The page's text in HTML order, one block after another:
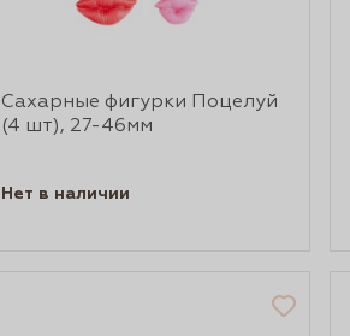
Сахарные фигурки Поцелуй
(4 шт), 27-46мм
Нет в наличии